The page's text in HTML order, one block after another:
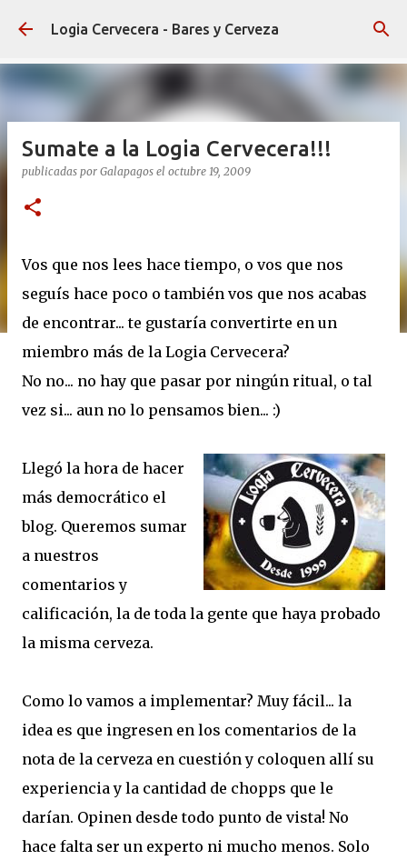
Ir al contenido principal
Logia Cervecera - Bares y Cerveza
Sumate a la Logia Cervecera!!!
publicadas por Galapagos el octubre 19, 2009
Vos que nos lees hace tiempo, o vos que nos
seguís hace poco o también vos que nos acabas
de encontrar... te gustaría convertirte en un
miembro más de la Logia Cervecera?
No no... no hay que pasar por ningún ritual, o tal
vez si... aun no lo pensamos bien... :)
Llegó la hora de hacer
más democrático el
blog. Queremos sumar
a nuestros
comentarios y
calificación, la de toda la gente que haya probado
la misma cerveza.
Como lo vamos a implementar? Muy fácil... la
idea es que ingresen en los comentarios de la
nota de la cerveza en cuestión y coloquen allí su
experiencia y la cantidad de chopps que le
darían. Opinen desde todo punto de vista! No
hace falta ser un experto ni mucho menos. Solo